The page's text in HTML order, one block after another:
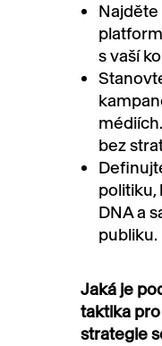
s vaší
bez
politiku,
DNA a
publiku.
Jaká je
taktika
strategie